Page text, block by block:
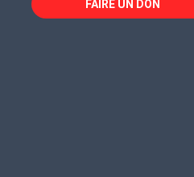
FAIRE UN DON